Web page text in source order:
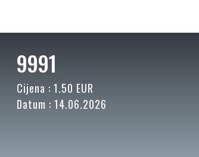
9991
Cijena : 1.50 EUR
Datum : 14.06.2026